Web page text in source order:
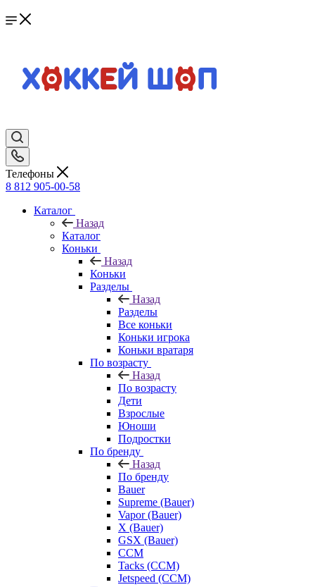
Телефоны
8 812 905-00-58
Каталог
Назад
Каталог
Коньки
Назад
Коньки
Разделы
Назад
Разделы
Все коньки
Коньки игрока
Коньки вратаря
По возрасту
Назад
По возрасту
Дети
Взрослые
Юноши
Подростки
По бренду
Назад
По бренду
Bauer
Supreme (Bauer)
Vapor (Bauer)
X (Bauer)
GSX (Bauer)
CCM
Tacks (CCM)
Jetspeed (CCM)